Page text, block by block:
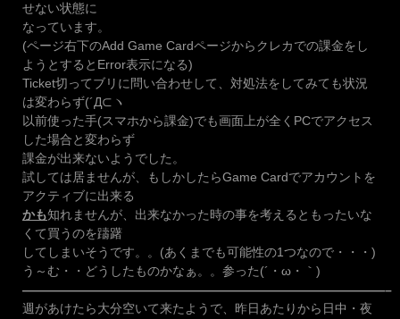
せない状態に
なっています。
(ページ右下のAdd Game Cardページからクレカでの課金をし
ようとするとError表示になる)
Ticket切ってブリに問い合わせして、対処法をしてみても状況
は変わらず(´Д⊂ヽ
以前使った手(スマホから課金)でも画面上が全くPCでアクセス
した場合と変わらず
課金が出来ないようでした。
試しては居ませんが、もしかしたらGame Cardでアカウントを
アクティブに出来る
かも知れませんが、出来なかった時の事を考えるともったいな
くて買うのを躊躇
してしまいそうです。。(あくまでも可能性の1つなので・・・)
う～む・・どうしたものかなぁ。。参った(´・ω・｀)
—————————————————————————————–
週があけたら大分空いて来たようで、昨日あたりから日中・夜